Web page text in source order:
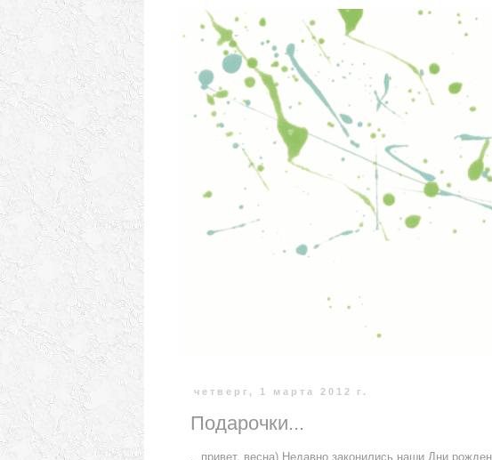
четверг, 1 марта 2012 г.
Подарочки...
...привет, весна) Недавно законились наши Дни